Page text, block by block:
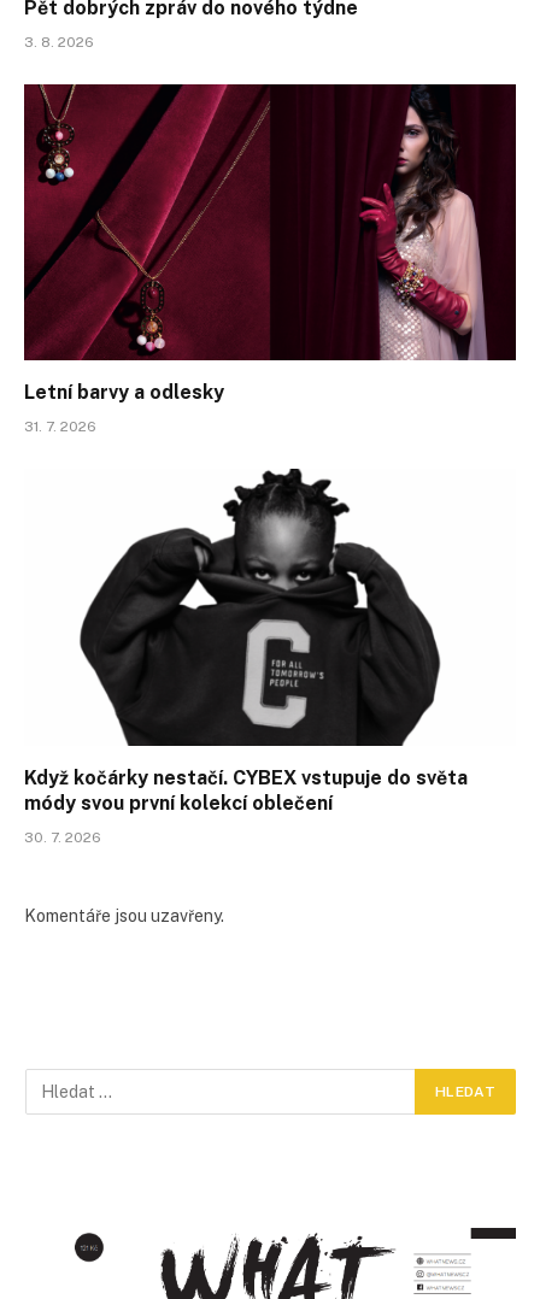
Pět dobrých zpráv do nového týdne
3. 8. 2026
Letní barvy a odlesky
31. 7. 2026
Když kočárky nestačí. CYBEX vstupuje do světa
módy svou první kolekcí oblečení
30. 7. 2026
Komentáře jsou uzavřeny.